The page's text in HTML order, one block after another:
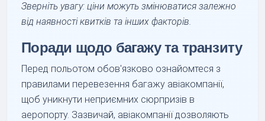
Зверніть увагу: ціни можуть змінюватися залежно
від наявності квитків та інших факторів.
Поради щодо багажу та транзиту
Перед польотом обов'язково ознайомтеся з
правилами перевезення багажу авіакомпанії,
щоб уникнути неприємних сюрпризів в
аеропорту. Зазвичай, авіакомпанії дозволяють